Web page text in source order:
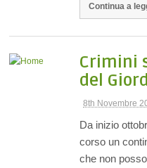
Continua a
Crimini
del
8th Novembre
Da inizio
corso un
che non